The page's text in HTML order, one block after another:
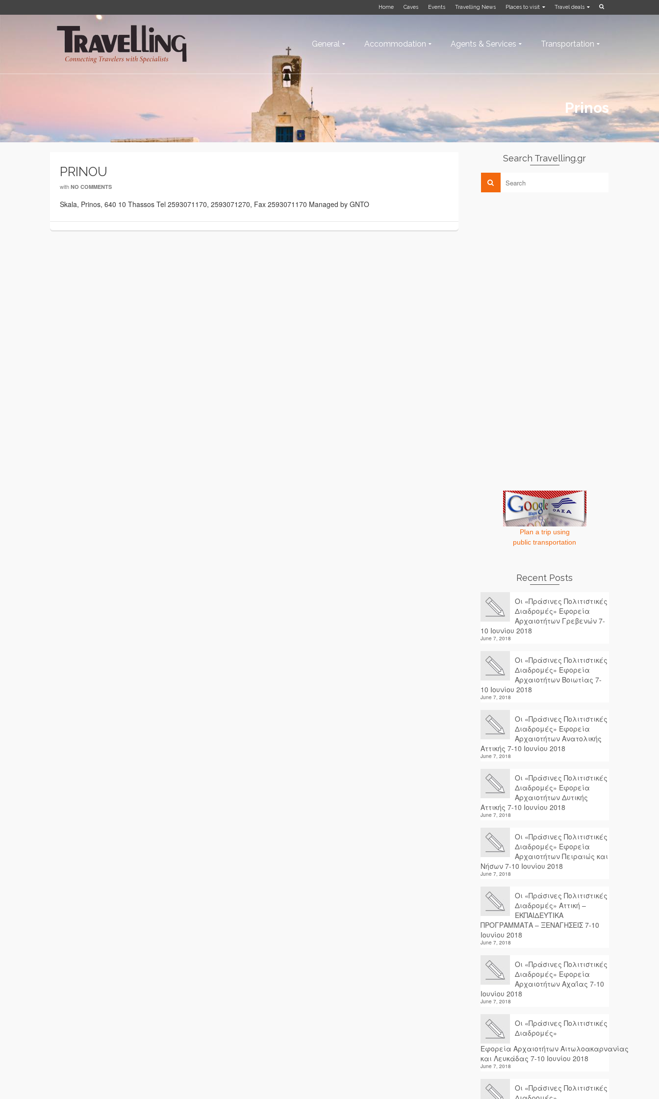
Home Caves Events Travelling News Places to visit Travel deals
General Accommodation Agents & Services Transportation
Prinos
PRINOU
with NO COMMENTS
Skala, Prinos, 640 10 Thassos Tel 2593071170, 2593071270, Fax 2593071170 Managed by GNTO
Search Travelling.gr
Plan a trip using
public transportation
Recent Posts
Οι «Πράσινες Πολιτιστικές
Διαδρομές» Εφορεία
Αρχαιοτήτων Γρεβενών 7-
10 Ιουνίου 2018
June 7, 2018
Οι «Πράσινες Πολιτιστικές
Διαδρομές» Εφορεία
Αρχαιοτήτων Βοιωτίας 7-
10 Ιουνίου 2018
June 7, 2018
Οι «Πράσινες Πολιτιστικές
Διαδρομές» Εφορεία
Αρχαιοτήτων Ανατολικής
Αττικής 7-10 Ιουνίου 2018
June 7, 2018
Οι «Πράσινες Πολιτιστικές
Διαδρομές» Εφορεία
Αρχαιοτήτων Δυτικής
Αττικής 7-10 Ιουνίου 2018
June 7, 2018
Οι «Πράσινες Πολιτιστικές
Διαδρομές» Εφορεία
Αρχαιοτήτων Πειραιώς και
Νήσων 7-10 Ιουνίου 2018
June 7, 2018
Οι «Πράσινες Πολιτιστικές
Διαδρομές» Αττική –
ΕΚΠΑΙΔΕΥΤΙΚΑ
ΠΡΟΓΡΑΜΜΑΤΑ – ΞΕΝΑΓΗΣΕΙΣ 7-10
Ιουνίου 2018
June 7, 2018
Οι «Πράσινες Πολιτιστικές
Διαδρομές» Εφορεία
Αρχαιοτήτων Αχαΐας 7-10
Ιουνίου 2018
June 7, 2018
Οι «Πράσινες Πολιτιστικές
Διαδρομές»
Εφορεία Αρχαιοτήτων Αιτωλοακαρνανίας
και Λευκάδας 7-10 Ιουνίου 2018
June 7, 2018
Οι «Πράσινες Πολιτιστικές